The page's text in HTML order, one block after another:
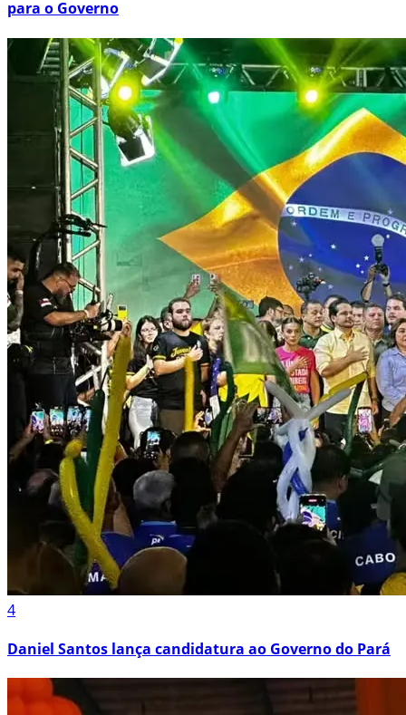
para o Governo
4
Daniel Santos lança candidatura ao Governo do Pará